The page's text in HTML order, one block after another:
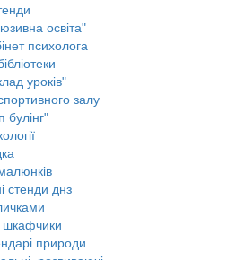
освіта"
психолога
уроків"
залу
булінг"
стенди днз
шкафчики
природи